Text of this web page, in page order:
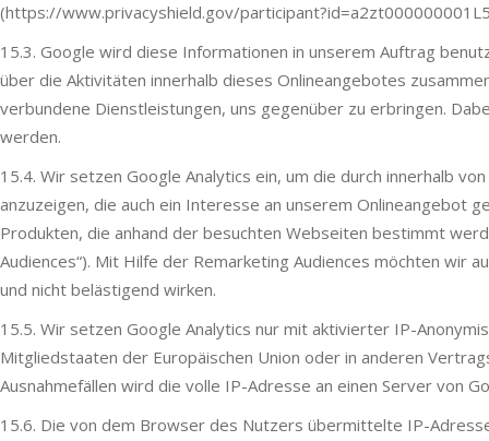
(https://www.privacyshield.gov/
15.3. Google wird diese Informationen in unserem Auftrag
über die Aktivitäten innerhalb dieses Onlineangebotes
verbundene Dienstleistungen, uns gegenüber zu erbringen.
werden.
15.4. Wir setzen Google Analytics ein, um die durch innerhalb
anzuzeigen, die auch ein Interesse an unserem Onlineangebot
Produkten, die anhand der besuchten Webseiten bestimmt
Audiences“). Mit Hilfe der Remarketing Audiences möchten
und nicht belästigend wirken.
15.5. Wir setzen Google Analytics nur mit aktivierter IP-
Mitgliedstaaten der Europäischen Union oder in anderen
Ausnahmefällen wird die volle IP-Adresse an einen Server von
15.6. Die von dem Browser des Nutzers übermittelte IP-